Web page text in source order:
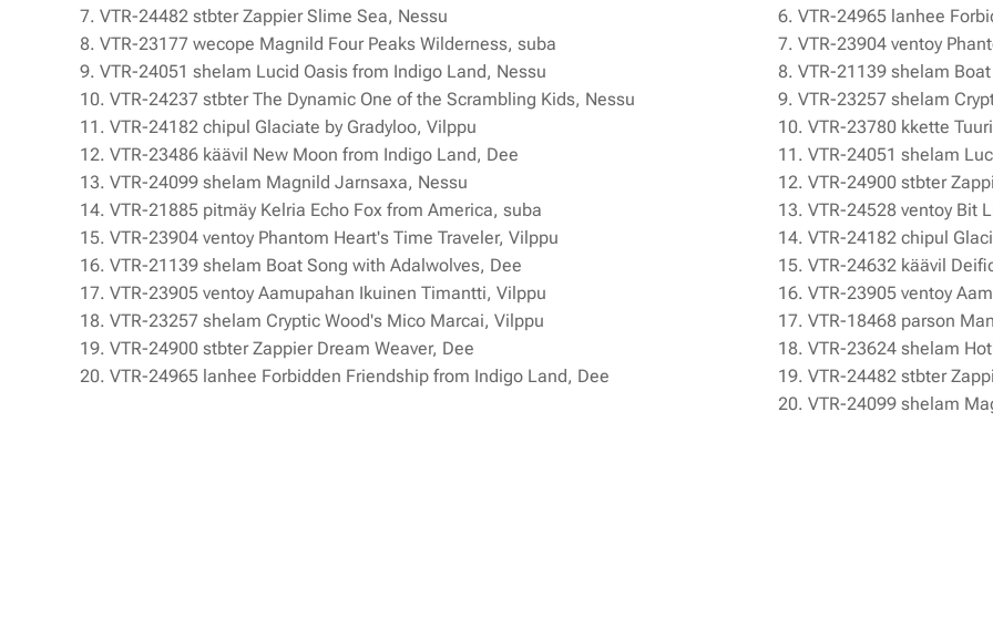
7. VTR-24482 stbter Zappier Slime Sea, Nessu
8. VTR-23177 wecope Magnild Four Peaks Wilderness, suba
9. VTR-24051 shelam Lucid Oasis from Indigo Land, Nessu
10. VTR-24237 stbter The Dynamic One of the Scrambling Kids, Nessu
11. VTR-24182 chipul Glaciate by Gradyloo, Vilppu
12. VTR-23486 käävil New Moon from Indigo Land, Dee
13. VTR-24099 shelam Magnild Jarnsaxa, Nessu
14. VTR-21885 pitmäy Kelria Echo Fox from America, suba
15. VTR-23904 ventoy Phantom Heart's Time Traveler, Vilppu
16. VTR-21139 shelam Boat Song with Adalwolves, Dee
17. VTR-23905 ventoy Aamupahan Ikuinen Timantti, Vilppu
18. VTR-23257 shelam Cryptic Wood's Mico Marcai, Vilppu
19. VTR-24900 stbter Zappier Dream Weaver, Dee
20. VTR-24965 lanhee Forbidden Friendship from Indigo Land, Dee
6. VTR-24965 lanhee
7. VTR-23904 ventoy
8. VTR-21139 shelam
9. VTR-23257 shelam
10. VTR-23780 kkette
11. VTR-24051 shelam
12. VTR-24900 stbter
13. VTR-24528 ventoy Bit
14. VTR-24182 chipul
15. VTR-24632 käävil
16. VTR-23905 ventoy
17. VTR-18468 parson
18. VTR-23624 shelam
19. VTR-24482 stbter
20. VTR-24099 shelam